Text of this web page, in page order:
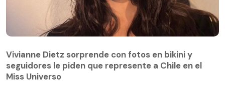
Vivianne Dietz sorprende con fotos en bikini y
seguidores le piden que represente a Chile en el
Miss Universo